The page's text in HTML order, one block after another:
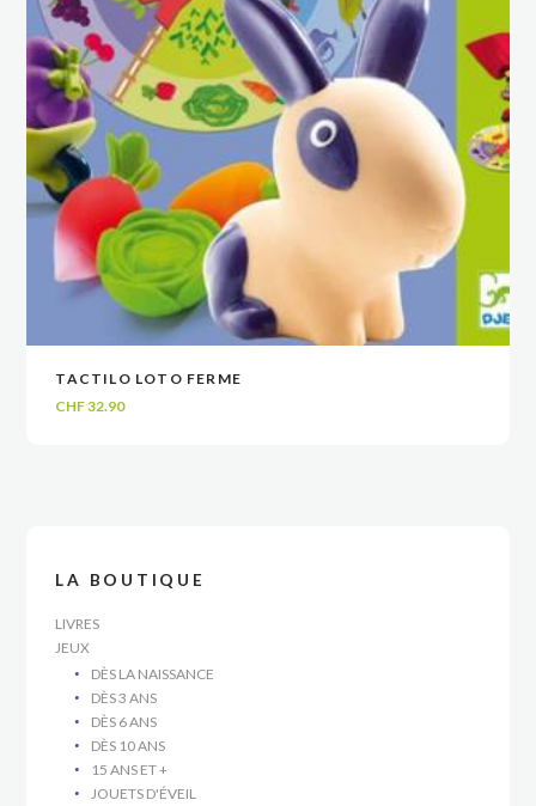
TACTILO LOTO FERME
CHF32.90
LA BOUTIQUE
LIVRES
JEUX
DÈS LA NAISSANCE
DÈS 3 ANS
DÈS 6 ANS
DÈS 10 ANS
15 ANS ET +
JOUETS D'ÉVEIL